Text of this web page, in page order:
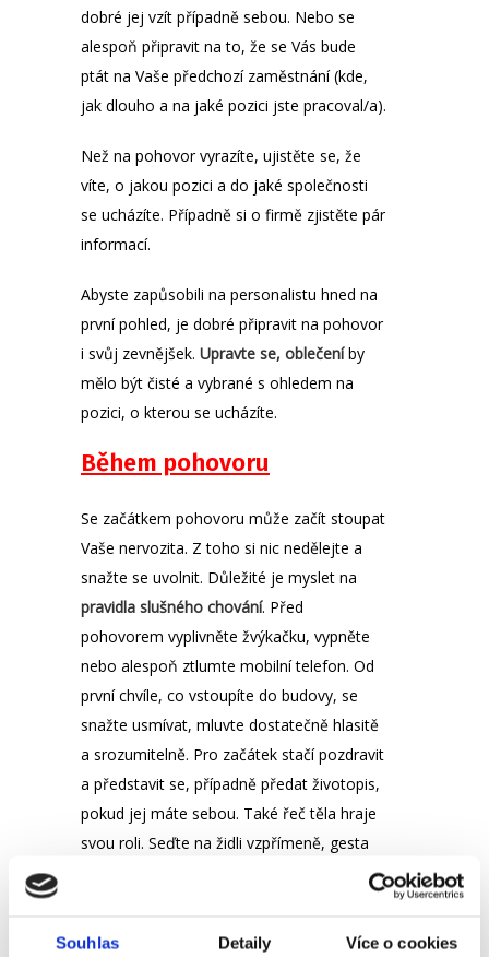
Souhlas Detaily Více o cookies
dobré jej vzít případně sebou. Nebo se
alespoň připravit na to, že se Vás bude
ptát na Vaše předchozí zaměstnání (kde,
jak dlouho a na jaké pozici jste pracoval/a).
Než na pohovor vyrazíte, ujistěte se, že
víte, o jakou pozici a do jaké společnosti
se ucházíte. Případně si o firmě zjistěte pár
informací.
Abyste zapůsobili na personalistu hned na
první pohled, je dobré připravit na pohovor
i svůj zevnějšek. Upravte se, oblečeníby
mělo být čisté a vybrané s ohledem na
pozici, o kterou se ucházíte.
Během pohovoru
Se začátkem pohovoru může začít stoupat
Vaše nervozita. Z toho si nic nedělejte a
snažte se uvolnit. Důležité je myslet na
pravidla slušného chování. Před
pohovorem vyplivněte žvýkačku, vypněte
nebo alespoň ztlumte mobilní telefon. Od
první chvíle, co vstoupíte do budovy, se
snažte usmívat, mluvte dostatečně hlasitě
a srozumitelně. Pro začátek stačí pozdravit
a představit se, případně předat životopis,
pokud jej máte sebou. Také řeč těla hraje
svou roli. Seďte na židli vzpřímeně, gesta
používejte přiměřená a dívejte se druhým
Během pohovoru aktivně personalistovi